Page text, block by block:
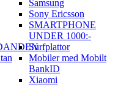
Samsung
Sony Ericsson
SMARTPHONE
UNDER 1000:-
Surfplattor
Mobiler med Mobilt
BankID
Xiaomi